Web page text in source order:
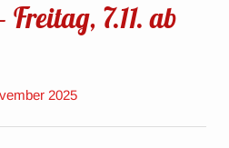
Freitag, 7.11. ab
2025